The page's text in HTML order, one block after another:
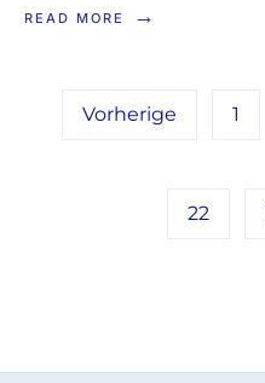
READ MORE →
Vorherige 1
22